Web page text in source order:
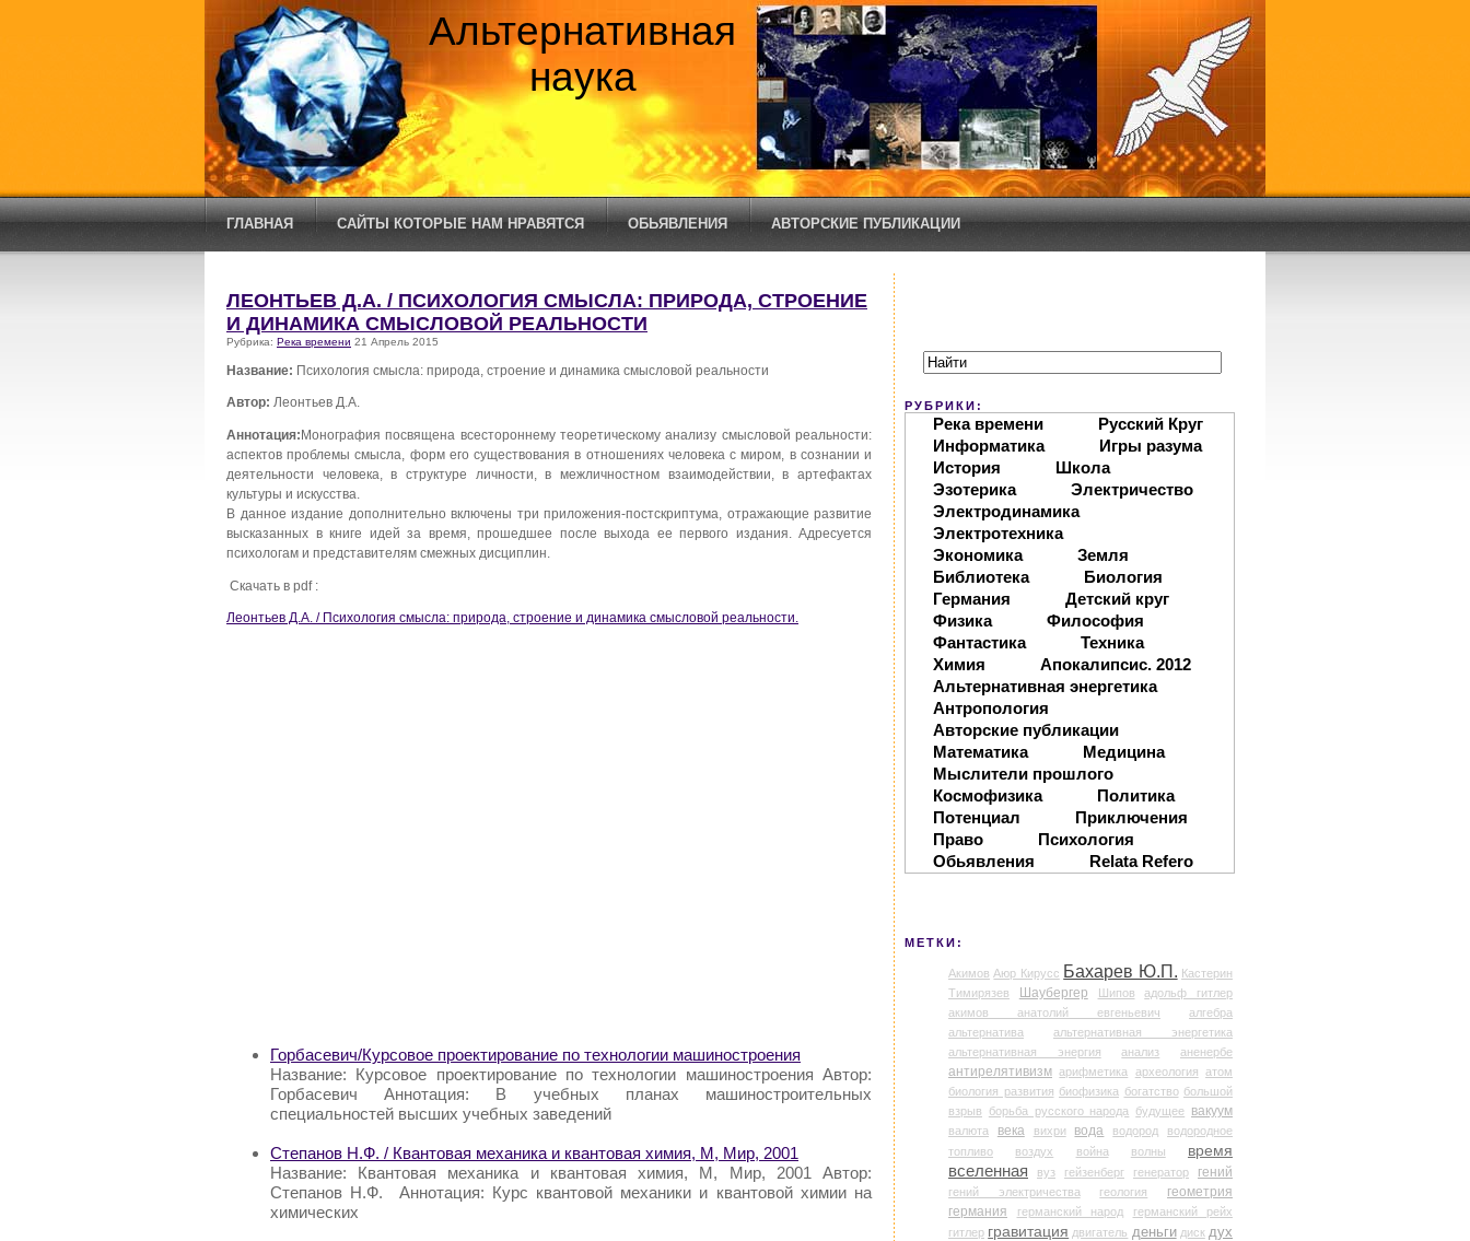
Альтернативная
наука
ГЛАВНАЯ САЙТЫ КОТОРЫЕ НАМ НРАВЯТСЯ ОБЬЯВЛЕНИЯ АВТОРСКИЕ ПУБЛИКАЦИИ
ЛЕОНТЬЕВ Д.А. / ПСИХОЛОГИЯ СМЫСЛА: ПРИРОДА, СТРОЕНИЕ
И ДИНАМИКА СМЫСЛОВОЙ РЕАЛЬНОСТИ
Рубрика: Река времени 21 Апрель 2015
Название: Психология смысла: природа, строение и динамика смысловой реальности
Автор: Леонтьев Д.А.
Аннотация:Монография посвящена всестороннему теоретическому анализу смысловой реальности:
аспектов проблемы смысла, форм его существования в отношениях человека с миром, в сознании и
деятельности человека, в структуре личности, в межличностном взаимодействии, в артефактах
культуры и искусства.
В данное издание дополнительно включены три приложения-постскриптума, отражающие развитие
высказанных в книге идей за время, прошедшее после выхода ее первого издания. Адресуется
психологам и представителям смежных дисциплин.
Скачать в pdf :
Леонтьев Д.А. / Психология смысла: природа, строение и динамика смысловой реальности.
Горбасевич/Курсовое проектирование по технологии машиностроения
Название: Курсовое проектирование по технологии машиностроения Автор:
Горбасевич Аннотация: В учебных планах машиностроительных
специальностей высших учебных заведений
Степанов Н.Ф. / Квантовая механика и квантовая химия, М, Мир, 2001
Название: Квантовая механика и квантовая химия, М, Мир, 2001 Автор:
Степанов Н.Ф. Аннотация: Курс квантовой механики и квантовой химии на
химических
РУБРИКИ:
Река времени
Русский Круг
Информатика
Игры разума
История
Школа
Эзотерика
Электричество
Электродинамика
Электротехника
Экономика
Земля
Библиотека
Биология
Германия
Детский круг
Физика
Философия
Фантастика
Техника
Химия
Апокалипсис. 2012
Альтернативная энергетика
Антропология
Авторские публикации
Математика
Медицина
Мыслители прошлого
Космофизика
Политика
Потенциал
Приключения
Право
Психология
Обьявления
Relata Refero
МЕТКИ:
Акимов Аюр Кирусс Бахарев Ю.П. Кастерин
Тимирязев
Шаубергер Шипов
адольф гитлер
акимов анатолий евгеньевич
алгебра
альтернатива
альтернативная энергетика
альтернативная энергия
анализ аненербе
антирелятивизм арифметика археология атом
биология развития биофизика богатство большой
взрыв
борьба русского народа будущее вакуум
валюта века вихри вода водород
водородное
топливо
воздух война волны
время
вселенная
вуз гейзенберг генератор гений
гений электричества геология
геометрия
германия
германский народ
германский рейх
гитлер гравитация двигатель деньги диск дух